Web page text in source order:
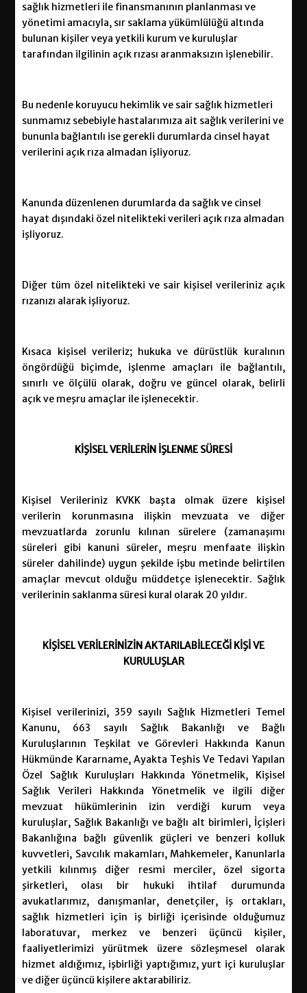
sağlık hizmetleri ile finansmanının planlanması ve
yönetimi amacıyla, sır saklama yükümlülüğü altında
bulunan kişiler veya yetkili kurum ve kuruluşlar
tarafından ilgilinin açık rızası aranmaksızın işlenebilir.
Bu nedenle koruyucu hekimlik ve sair sağlık hizmetleri
sunmamız sebebiyle hastalarımıza ait sağlık verilerini ve
bununla bağlantılı ise gerekli durumlarda cinsel hayat
verilerini açık rıza almadan işliyoruz.
Kanunda düzenlenen durumlarda da sağlık ve cinsel
hayat dışındaki özel nitelikteki verileri açık rıza almadan
işliyoruz.
Diğer tüm özel nitelikteki ve sair kişisel verileriniz açık
rızanızı alarak işliyoruz.
Kısaca kişisel verileriz; hukuka ve dürüstlük kuralının
öngördüğü biçimde, işlenme amaçları ile bağlantılı,
sınırlı ve ölçülü olarak, doğru ve güncel olarak, belirli
açık ve meşru amaçlar ile işlenecektir.
KİŞİSELVERİLERİN İŞLENME SÜRESİ
Kişisel Verileriniz KVKK başta olmak üzere kişisel
verilerin korunmasına ilişkin mevzuata ve diğer
mevzuatlarda zorunlu kılınan sürelere (zamanaşımı
süreleri gibi kanuni süreler, meşru menfaate ilişkin
süreler dahilinde) uygun şekilde işbu metinde belirtilen
amaçlar mevcut olduğu müddetçe işlenecektir. Sağlık
verilerinin saklanma süresi kural olarak 20 yıldır.
KİŞİSELVERİLERİNİZİNAKTARILABİLECEĞİ KİŞİ VE
KURULUŞLAR
Kişisel verilerinizi, 359 sayılı Sağlık Hizmetleri Temel
Kanunu, 663 sayılı Sağlık Bakanlığı ve Bağlı
Kuruluşlarının Teşkilat ve Görevleri Hakkında Kanun
Hükmünde Kararname, Ayakta Teşhis Ve Tedavi Yapılan
Özel Sağlık Kuruluşları Hakkında Yönetmelik, Kişisel
Sağlık Verileri Hakkında Yönetmelik ve ilgili diğer
mevzuat hükümlerinin izin verdiği kurum veya
kuruluşlar, Sağlık Bakanlığı ve bağlı alt birimleri, İçişleri
Bakanlığına bağlı güvenlik güçleri ve benzeri kolluk
kuvvetleri, Savcılık makamları, Mahkemeler, Kanunlarla
yetkili kılınmış diğer resmi merciler, özel sigorta
şirketleri, olası bir hukuki ihtilaf durumunda
avukatlarımız, danışmanlar, denetçiler, iş ortakları,
sağlık hizmetleri için iş birliği içerisinde olduğumuz
laboratuvar, merkez ve benzeri üçüncü kişiler,
faaliyetlerimizi yürütmek üzere sözleşmesel olarak
hizmet aldığımız, işbirliği yaptığımız, yurt içi kuruluşlar
ve diğer üçüncü kişilere aktarabiliriz.